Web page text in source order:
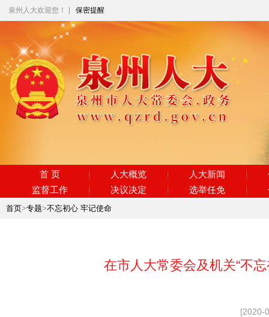
泉州人大欢迎您！ 保密提醒
首 页 人大概览 人大新闻
监督工作
决议决定 选举任免
首页>专题>不忘初心 牢记使命
在市人大常委会及机关“不
[2020-